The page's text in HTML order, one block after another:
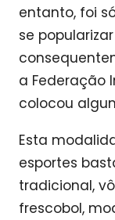
entanto, foi
se
a Federação
colocou
Esta
esportes
tradicional,
frescobol,